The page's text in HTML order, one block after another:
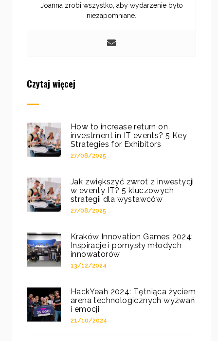
Joanna zrobi wszystko, aby wydarzenie było
niezapomniane.
Czytaj więcej
How to increase return on
investment in IT events? 5 Key
Strategies for Exhibitors
27/08/2025
Jak zwiększyć zwrot z inwestycji
w eventy IT? 5 kluczowych
strategii dla wystawców
27/08/2025
Kraków Innovation Games 2024:
Inspiracje i pomysły młodych
innowatorów
13/12/2024
HackYeah 2024: Tętniąca życiem
arena technologicznych wyzwań
i emocji
21/10/2024